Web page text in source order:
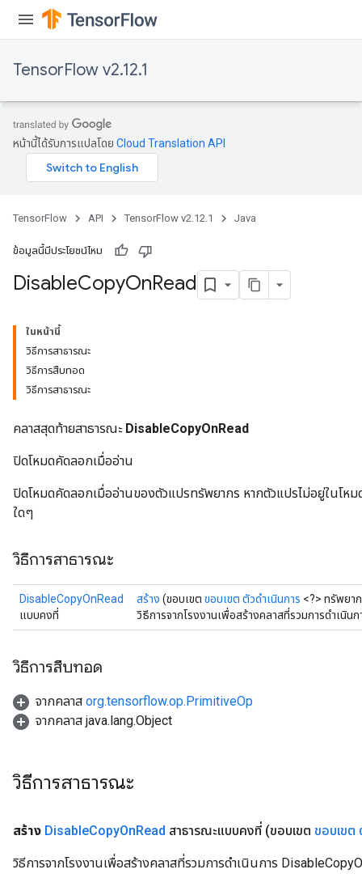
TensorFlow v2.12.1
หน้านี้ได้รับการแปลโดย Cloud Translation API
TensorFlow API TensorFlow v2.12.1 Java
ข้อมูลนี้มีประโยชน์ไหม
DisableCopyOnRead
ในหน้านี้
วิธีการสาธารณะ
วิธีการสืบทอด
วิธีการสาธารณะ
คลาสสุดท้ายสาธารณะ DisableCopyOnRead
ปิดโหมดคัดลอกเมื่ออ่าน
ปิดโหมดคัดลอกเมื่ออ่านของตัวแปรทรัพยากร หากตัวแปรไม่อยู่ในโห
ใดๆ
วิธีการสาธารณะ
DisableCopyOnRead
แบบคงที่
สร้าง (ขอบเขต ขอบเขต ตัวดำเนินการ <?> ทรัพยา
วิธีการจากโรงงานเพื่อสร้างคลาสที่รวมการดำเนิน
วิธีการสืบทอด
จากคลาส org.tensorflow.op.PrimitiveOp
จากคลาส java.lang.Object
วิธีการสาธารณะ
สร้าง DisableCopyOnRead สาธารณะแบบคงที่ (ขอบเขต ขอบเขต
วิธีการจากโรงงานเพื่อสร้างคลาสที่รวมการดำเนินการ